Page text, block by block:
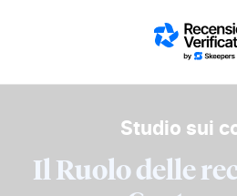
Studio sui
Il Ruolo delle